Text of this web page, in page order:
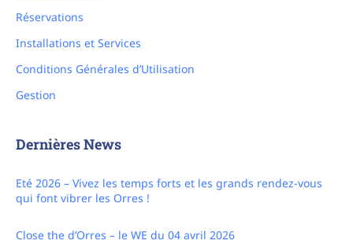
Réservations
Installations et Services
Conditions Générales d’Utilisation
Gestion
Dernières News
Eté 2026 – Vivez les temps forts et les grands rendez-vous
qui font vibrer les Orres !
Close the d’Orres – le WE du 04 avril 2026